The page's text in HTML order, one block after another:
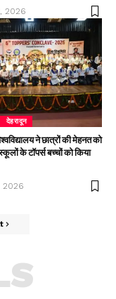
2026
देहरादून
ने छात्रों की मेहनत को
के टॉपर्स बच्चों को किया
2026